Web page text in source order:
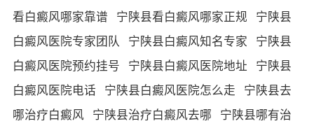
看白癜风哪家靠谱 宁陕县看白癜风哪家正规 宁陕县
白癜风医院专家团队
宁陕县白癜风知名专家 宁陕县
白癜风医院预约挂号 宁陕县白癜风医院地址 宁陕县
白癜风医院电话 宁陕县白癜风医院怎么走 宁陕县去
哪治疗白癜风 宁陕县治疗白癜风去哪 宁陕县哪有治